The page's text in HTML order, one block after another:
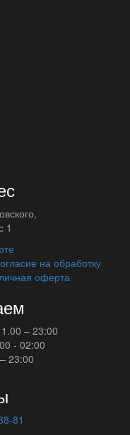
1
на обработку
оферта
– 23:00
- 02:00
23:00
81